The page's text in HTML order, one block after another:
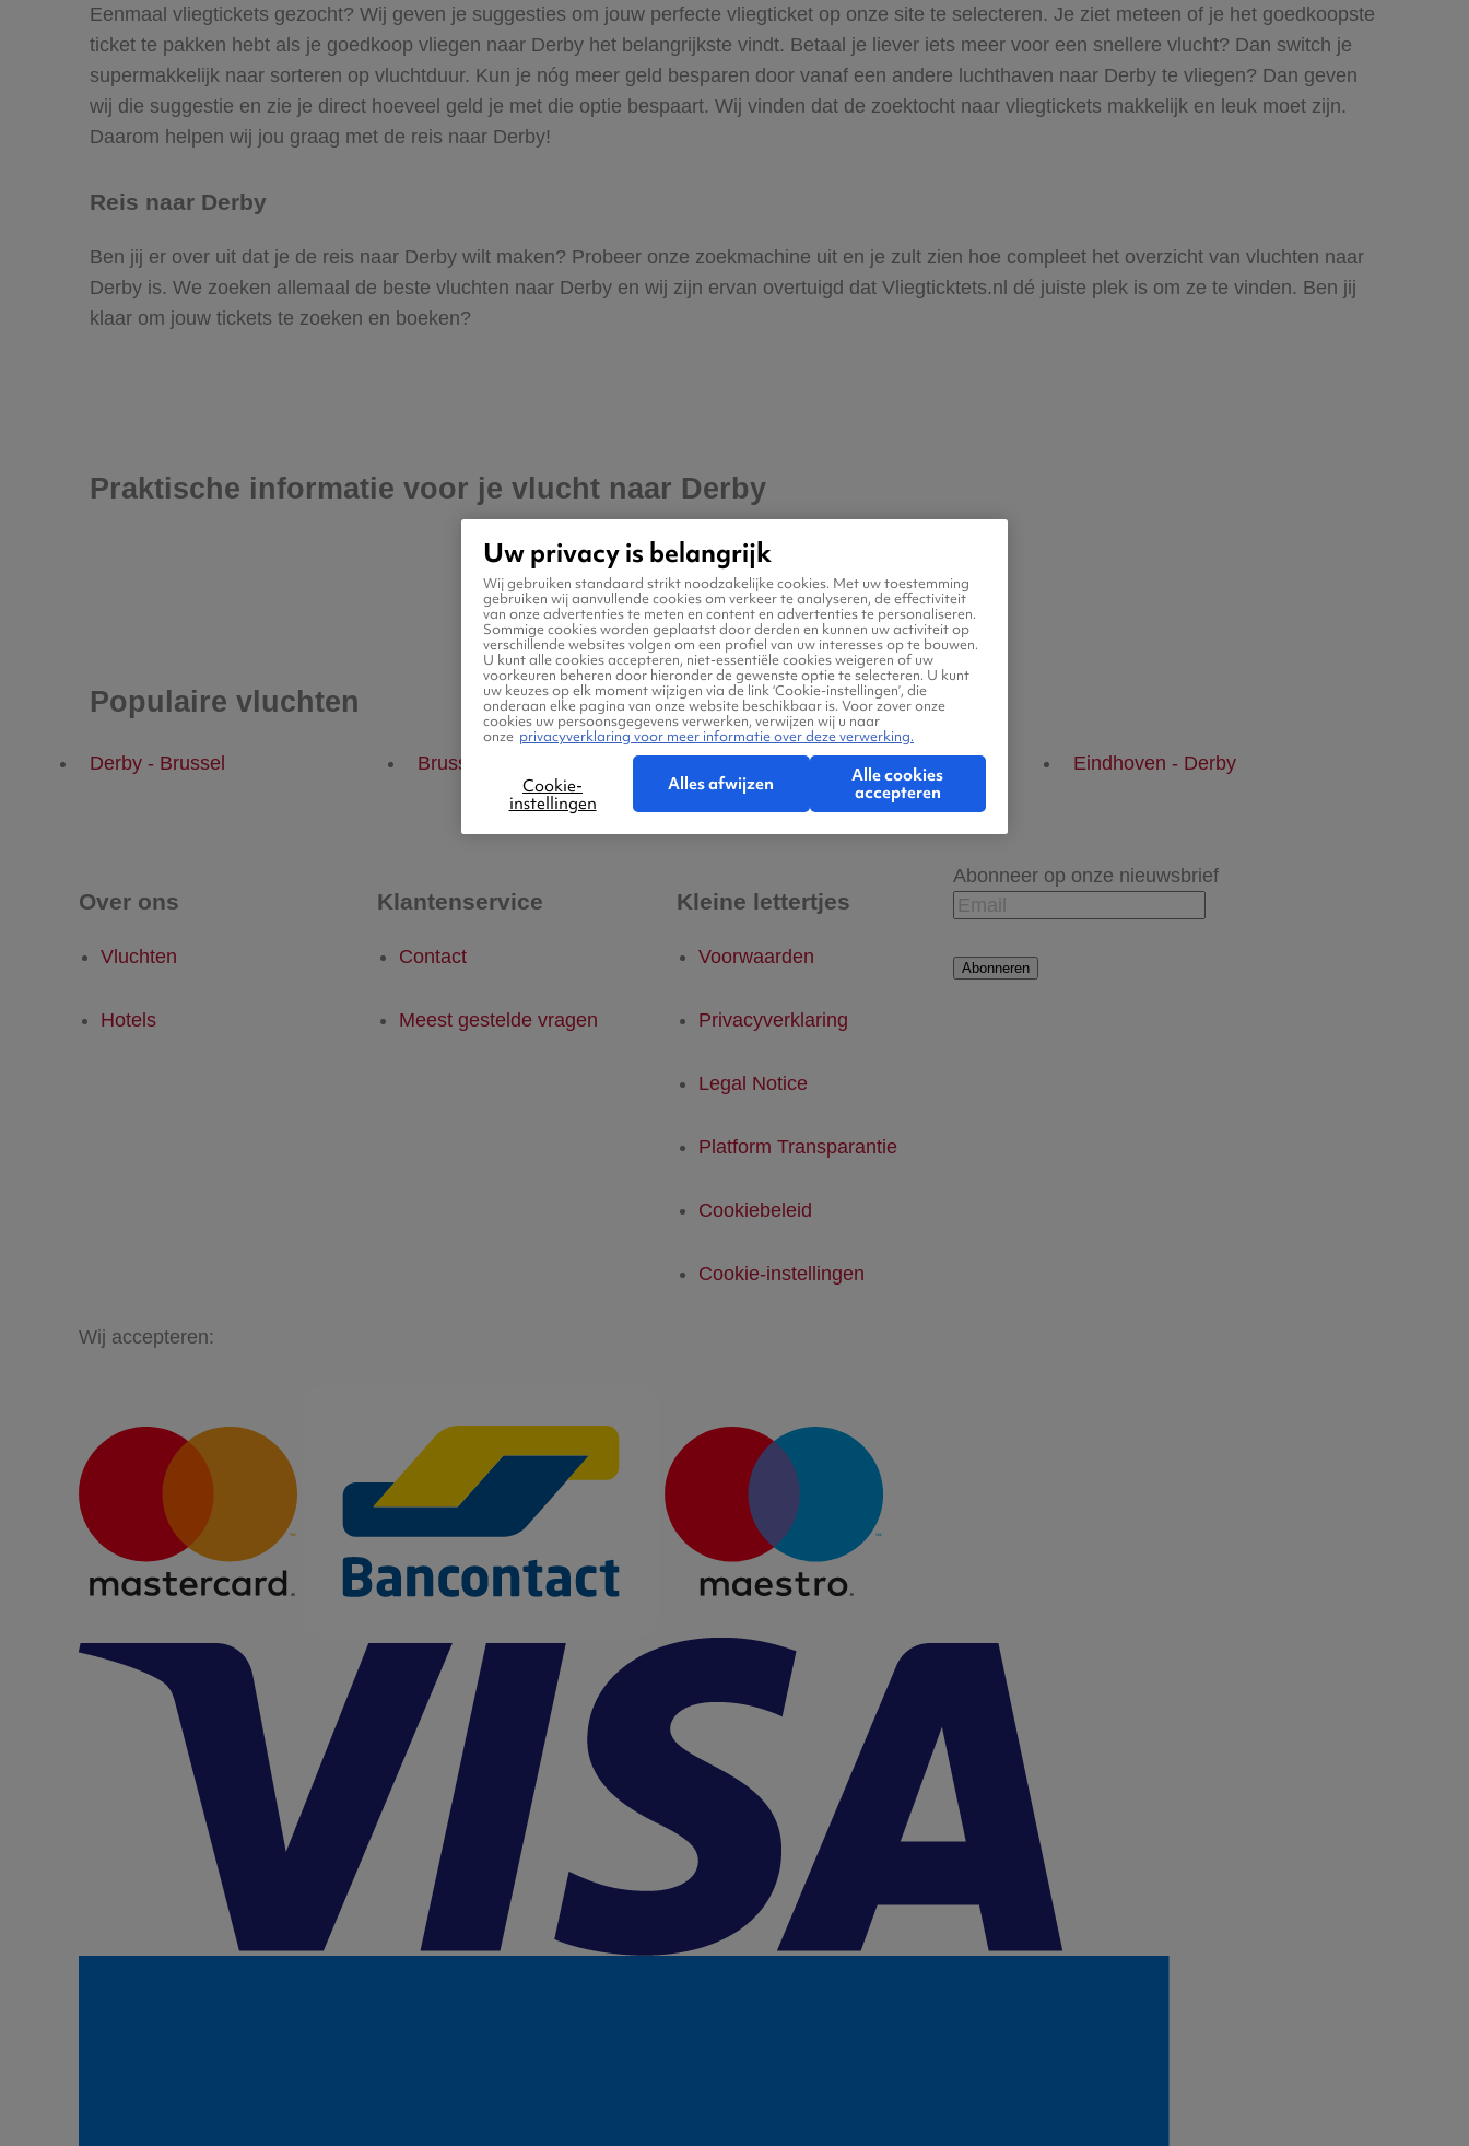
Eenmaal vliegtickets gezocht? Wij geven je suggesties om jouw perfecte vliegticket op onze site te selecteren. Je ziet meteen of je het goedkoopste
ticket te pakken hebt als je goedkoop vliegen naar Derby het belangrijkste vindt. Betaal je liever iets meer voor een snellere vlucht? Dan switch je
supermakkelijk naar sorteren op vluchtduur. Kun je nóg meer geld besparen door vanaf een andere luchthaven naar Derby te vliegen? Dan geven
wij die suggestie en zie je direct hoeveel geld je met die optie bespaart. Wij vinden dat de zoektocht naar vliegtickets makkelijk en leuk moet zijn.
Daarom helpen wij jou graag met de reis naar Derby!
Reis naar Derby
Ben jij er over uit dat je de reis naar Derby wilt maken? Probeer onze zoekmachine uit en je zult zien hoe compleet het overzicht van vluchten naar
Derby is. We zoeken allemaal de beste vluchten naar Derby en wij zijn ervan overtuigd dat Vliegticktets.nl dé juiste plek is om ze te vinden. Ben jij
klaar om jouw tickets te zoeken en boeken?
Praktische informatie voor je vlucht naar Derby
Populaire vluchten
Derby - Brussel Brussel - Derby Derby - Eindhoven Eindhoven - Derby
Over ons
Vluchten
Hotels
Klantenservice
Contact
Meest gestelde vragen
Kleine lettertjes
Voorwaarden
Privacyverklaring
Legal Notice
Platform Transparantie
Cookiebeleid
Cookie-instellingen
Abonneer op onze nieuwsbrief
Abonneren
Wij accepteren:
Uw privacy is belangrijk
Wij gebruiken standaard strikt noodzakelijke cookies. Met uw toestemming
gebruiken wij aanvullende cookies om verkeer te analyseren, de effectiviteit
van onze advertenties te meten en content en advertenties te personaliseren.
Sommige cookies worden geplaatst door derden en kunnen uw activiteit op
verschillende websites volgen om een profiel van uw interesses op te bouwen.
U kunt alle cookies accepteren, niet-essentiële cookies weigeren of uw
voorkeuren beheren door hieronder de gewenste optie te selecteren. U kunt
uw keuzes op elk moment wijzigen via de link ‘Cookie-instellingen’, die
onderaan elke pagina van onze website beschikbaar is. Voor zover onze
cookies uw persoonsgegevens verwerken, verwijzen wij u naar
onze privacyverklaring voor meer informatie over deze verwerking.
Cookie-
instellingen
Alles afwijzen
Alle cookies
accepteren